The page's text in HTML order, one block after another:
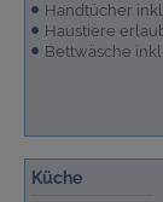
Handtücher
Haustiere
Bettwäsche inkl.
Küche